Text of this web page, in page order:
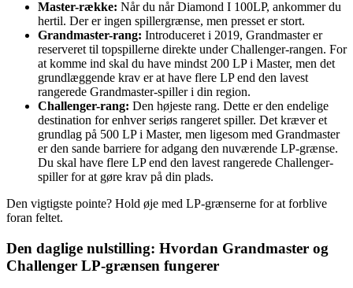
Master-række: Når du når Diamond I 100LP, ankommer du
hertil. Der er ingen spillergrænse, men presset er stort.
Grandmaster-rang: Introduceret i 2019, Grandmaster er
reserveret til topspillerne direkte under Challenger-rangen. For
at komme ind skal du have mindst 200 LP i Master, men det
grundlæggende krav er at have flere LP end den lavest
rangerede Grandmaster-spiller i din region.
Challenger-rang: Den højeste rang. Dette er den endelige
destination for enhver seriøs rangeret spiller. Det kræver et
grundlag på 500 LP i Master, men ligesom med Grandmaster
er den sande barriere for adgang den nuværende LP-grænse.
Du skal have flere LP end den lavest rangerede Challenger-
spiller for at gøre krav på din plads.
Den vigtigste pointe? Hold øje med LP-grænserne for at forblive
foran feltet.
Den daglige nulstilling: Hvordan Grandmaster og
Challenger LP-grænsen fungerer